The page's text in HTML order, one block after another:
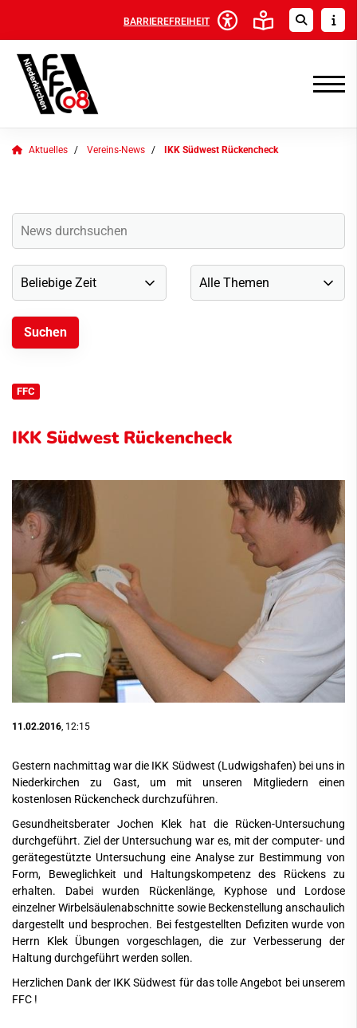
BARRIEREFREIHEIT
Aktuelles Vereins-News IKK Südwest Rückencheck
FFC
IKK Südwest Rückencheck
11.02.2016 , 12:15
Gestern nachmittag war die IKK Südwest (Ludwigshafen) bei uns in
Niederkirchen zu Gast, um mit unseren Mitgliedern einen
kostenlosen Rückencheck durchzuführen.
Gesundheitsberater Jochen Klek hat die Rücken-Untersuchung
durchgeführt. Ziel der Untersuchung war es, mit der computer- und
gerätegestützte Untersuchung eine Analyse zur Bestimmung von
Form, Beweglichkeit und Haltungskompetenz des Rückens zu
erhalten. Dabei wurden Rückenlänge, Kyphose und Lordose
einzelner Wirbelsäulenabschnitte sowie Beckenstellung anschaulich
dargestellt und besprochen. Bei festgestellten Defiziten wurde von
Herrn Klek Übungen vorgeschlagen, die zur Verbesserung der
Haltung durchgeführt werden sollen.
Herzlichen Dank der IKK Südwest für das tolle Angebot bei unserem
FFC !